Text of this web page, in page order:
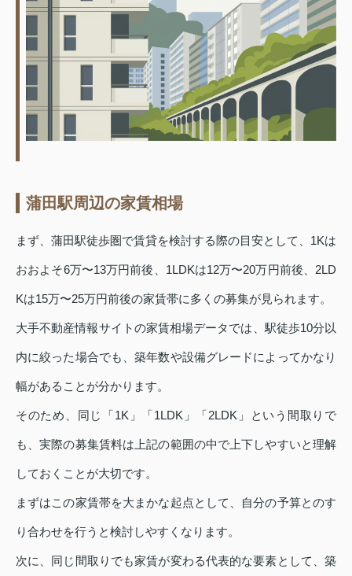
蒲田駅周辺の家賃相場
まず、蒲田駅徒歩圏で賃貸を検討する際の目安として、1Kは
おおよそ6万〜13万円前後、1LDKは12万〜20万円前後、2LD
Kは15万〜25万円前後の家賃帯に多くの募集が見られます。
大手不動産情報サイトの家賃相場データでは、駅徒歩10分以
内に絞った場合でも、築年数や設備グレードによってかなり
幅があることが分かります。
そのため、同じ「1K」「1LDK」「2LDK」という間取りで
も、実際の募集賃料は上記の範囲の中で上下しやすいと理解
しておくことが大切です。
まずはこの家賃帯を大まかな起点として、自分の予算とのす
り合わせを行うと検討しやすくなります。
次に、同じ間取りでも家賃が変わる代表的な要素として、築